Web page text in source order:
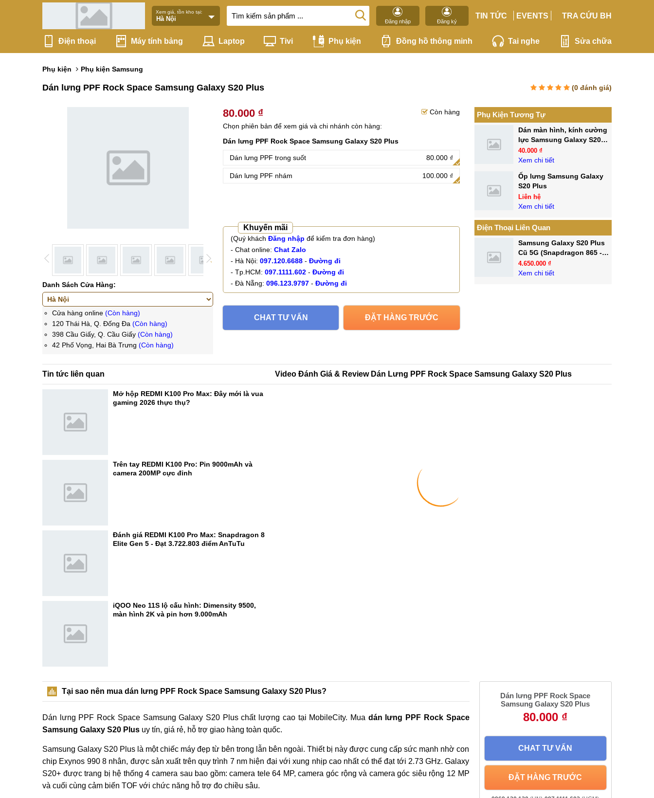
Xem giá, tồn kho tại:
Đăng nhập Đăng ký
TIN TỨC EVENTS TRA CỨU BH
Điện thoại Máy tính bảng Laptop Tivi Phụ kiện Đồng hồ thông minh Tai nghe Sửa chữa
Phụ kiện Phụ kiện Samsung
Dán lưng PPF Rock Space Samsung Galaxy S20 Plus (0 đánh giá)
Danh Sách Cửa Hàng:
Cửa hàng online (Còn hàng)
120 Thái Hà, Q. Đống Đa (Còn hàng)
398 Cầu Giấy, Q. Cầu Giấy (Còn hàng)
42 Phố Vọng, Hai Bà Trưng (Còn hàng)
80.000 ₫
Còn hàng
Chọn phiên bản để xem giá và chi nhánh còn hàng:
Dán lưng PPF Rock Space Samsung Galaxy S20 Plus
Dán lưng PPF trong suốt 80.000 ₫
Dán lưng PPF nhám 100.000 ₫
Khuyến mãi
(Quý khách Đăng nhập để kiểm tra đơn hàng)
- Chat online: Chat Zalo
- Hà Nội: 097.120.6688 - Đường đi
- Tp.HCM: 097.1111.602 - Đường đi
- Đà Nẵng: 096.123.9797 - Đường đi
CHAT TƯ VẤN ĐẶT HÀNG TRƯỚC
Phụ Kiện Tương Tự
Dán màn hình, kính cường
lực Samsung Galaxy S20
Plus
40.000 ₫
Xem chi tiết
Ốp lưng Samsung Galaxy
S20 Plus
Liên hệ
Xem chi tiết
Điện Thoại Liên Quan
Samsung Galaxy S20 Plus
Cũ 5G (Snapdragon 865 -
99.9%)
4.650.000 ₫
Xem chi tiết
Tin tức liên quan
Mở hộp REDMI K100 Pro Max: Đây mới là vua
gaming 2026 thực thụ?
Trên tay REDMI K100 Pro: Pin 9000mAh và
camera 200MP cực đỉnh
Đánh giá REDMI K100 Pro Max: Snapdragon 8
Elite Gen 5 - Đạt 3.722.803 điểm AnTuTu
iQOO Neo 11S lộ cấu hình: Dimensity 9500,
màn hình 2K và pin hơn 9.000mAh
Video Đánh Giá & Review Dán Lưng PPF Rock Space Samsung Galaxy S20 Plus
Tại sao nên mua dán lưng PPF Rock Space Samsung Galaxy S20 Plus?
Dán lưng PPF Rock Space Samsung Galaxy S20 Plus chất lượng cao tại MobileCity. Mua dán lưng PPF Rock Space
Samsung Galaxy S20 Plus uy tín, giá rẻ, hỗ trợ giao hàng toàn quốc.
Samsung Galaxy S20 Plus là một chiếc máy đẹp từ bên trong lẫn bên ngoài. Thiết bị này được cung cấp sức mạnh nhờ con
chip Exynos 990 8 nhân, được sản xuất trên quy trình 7 nm hiện đại với xung nhịp cao nhất có thể đạt tới 2.73 GHz. Galaxy
S20+ được trang bị hệ thống 4 camera sau bao gồm: camera tele 64 MP, camera góc rộng và camera góc siêu rộng 12 MP
và cuối cùng cảm biến TOF với chức năng hỗ trợ đo chiều sâu.
Dán lưng PPF Rock Space
Samsung Galaxy S20 Plus
80.000 ₫
CHAT TƯ VẤN
ĐẶT HÀNG TRƯỚC